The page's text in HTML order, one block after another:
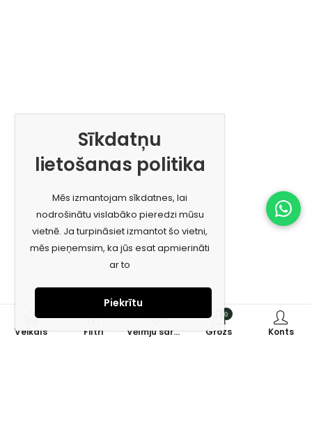
Veikals Filtri Vēlmju saraksts
0
Grozs Konts
Sīkdatņu
lietošanas politika
Mēs izmantojam sīkdatnes, lai
nodrošinātu vislabāko pieredzi mūsu
vietnē. Ja turpināsiet izmantot šo vietni,
mēs pieņemsim, ka jūs esat apmierināti
ar to
Piekrītu